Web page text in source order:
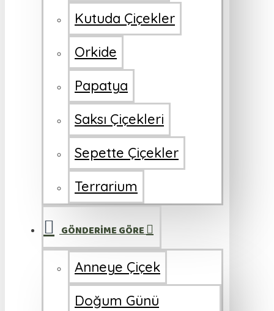
Kutuda Çiçekler
Orkide
Papatya
Saksı Çiçekleri
Sepette Çiçekler
Terrarium
GÖNDERİME GÖRE
Anneye Çiçek
Doğum Günü